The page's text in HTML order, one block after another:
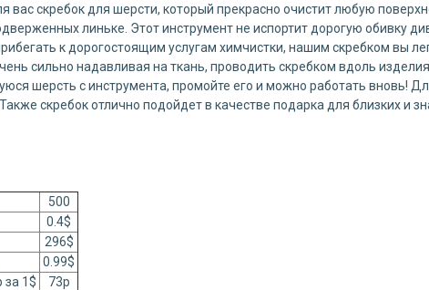
скребок для шерсти, который прекрасно очистит любую
линьке. Этот инструмент не испортит дорогую обивку
к дорогостоящим услугам химчистки, нашим скребком вы
сильно надавливая на ткань, проводить скребком вдоль изделия.
шерсть с инструмента, промойте его и можно работать вновь!
скребок отлично подойдет в качестве подарка для близких и
500
0.4$
296$
0.99$
за 1$
73р